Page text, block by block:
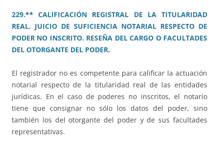
229.** CALIFICACIÓN REGISTRAL DE LA TITULARIDAD
REAL. JUICIO DE SUFICIENCIA NOTARIAL RESPECTO DE
PODER NO INSCRITO. RESEÑA DEL CARGO O FACULTADES
DEL OTORGANTE DEL PODER.
El registrador no es competente para calificar la actuación
notarial respecto de la titularidad real de las entidades
jurídicas. En el caso de poderes no inscritos, el notario
tiene que consignar no sólo los datos del poder, sino
también los del otorgante del poder y de sus facultades
representativas.